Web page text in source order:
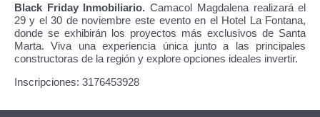
Black Friday Inmobiliario. Camacol Magdalena realizará el
29 y el 30 de noviembre este evento en el Hotel La Fontana,
donde se exhibirán los proyectos más exclusivos de Santa
Marta. Viva una experiencia única junto a las principales
constructoras de la región y explore opciones ideales invertir.
Inscripciones: 3176453928